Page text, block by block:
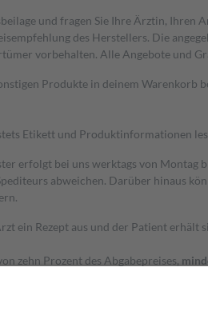
und fragen Sie Ihre Ärztin,
des Herstellers. Die
vorbehalten. Alle Angebote und
Produkte in deinem
Etikett und Produktinformationen
erfolgt bei uns werktags von
abweichen. Darüber hinaus
ein Rezept aus und der Patient
zehn Prozent des Abgabepreises,